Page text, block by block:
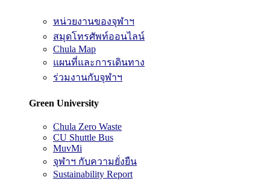
หน่วยงานของจุฬาฯ
สมุดโทรศัพท์ออนไลน์
Chula Map
แผนที่และการเดินทาง
ร่วมงานกับจุฬาฯ
Green University
Chula Zero Waste
CU Shuttle Bus
MuvMi
จุฬาฯ กับความยั่งยืน
Sustainability Report